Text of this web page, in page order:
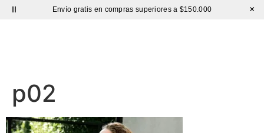
Envío gratis en compras superiores a $150.000 ×
p02